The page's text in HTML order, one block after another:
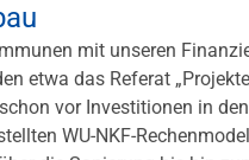
mit unseren
etwa das Referat
vor Investitionen in
WU-NKF-